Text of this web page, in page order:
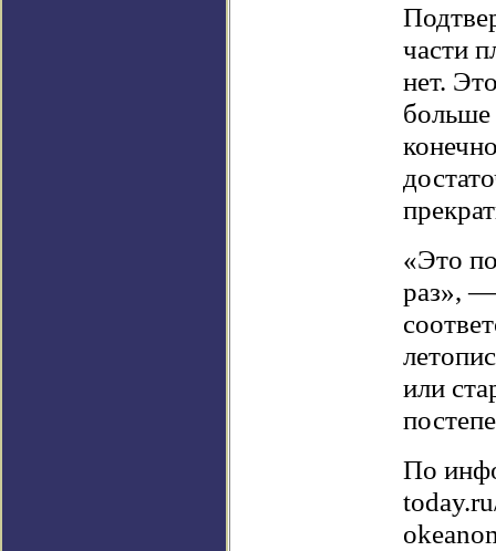
части
нет.
больше
«Это
раз»,
или
По